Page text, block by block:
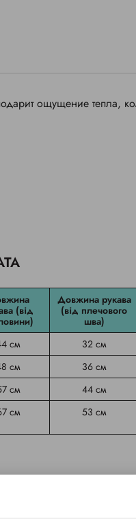
ощущение тепла,
(від
Довжина рукава
(від плечового
шва)
см 32 см
см 36 см
см 44 см
см 53 см